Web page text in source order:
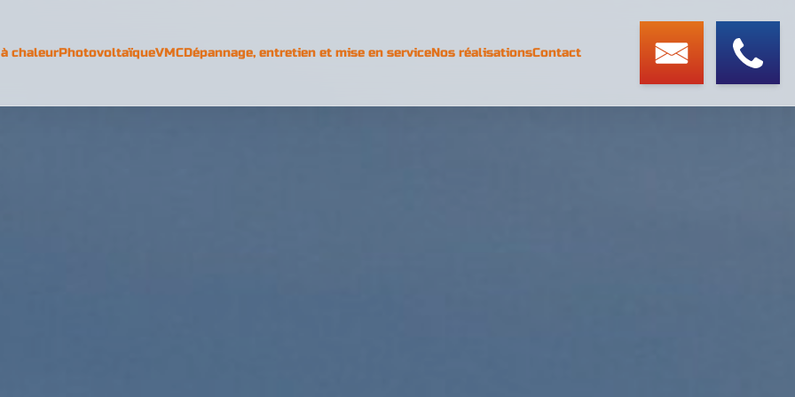
chaleurPhotovoltaïqueVMCDépannage, entretien et mise en serviceNos réalisationsContact